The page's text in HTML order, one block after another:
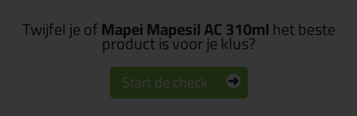
Twijfel je ofMapei Mapesil AC 310mlhet beste
product is voor je klus?
Start de check